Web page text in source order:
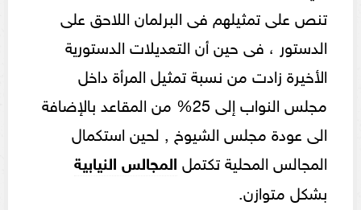
تنص على تمثيلهم فى البرلمان اللاحق على
الدستور ، فى حين أن التعديلات الدستورية
الأخيرة زادت من نسبة تمثيل المرأة داخل
مجلس النواب إلى 25% من المقاعد بالإضافة
الى عودة مجلس الشيوخ , لحين استكمال
المجالس المحلية تكتمل المجالس النيابية
بشكل متوازن.